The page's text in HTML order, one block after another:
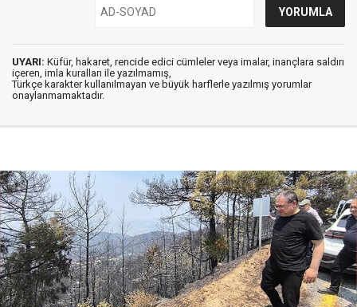
UYARI: Küfür, hakaret, rencide edici cümleler veya imalar, inançlara saldırı
içeren, imla kuralları ile yazılmamış,
Türkçe karakter kullanılmayan ve büyük harflerle yazılmış yorumlar
onaylanmamaktadır.